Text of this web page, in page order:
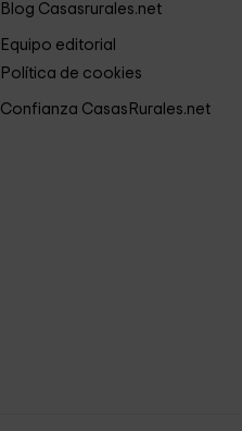
Blog Casasrurales.net
Equipo editorial
Política de cookies
Confianza CasasRurales.net